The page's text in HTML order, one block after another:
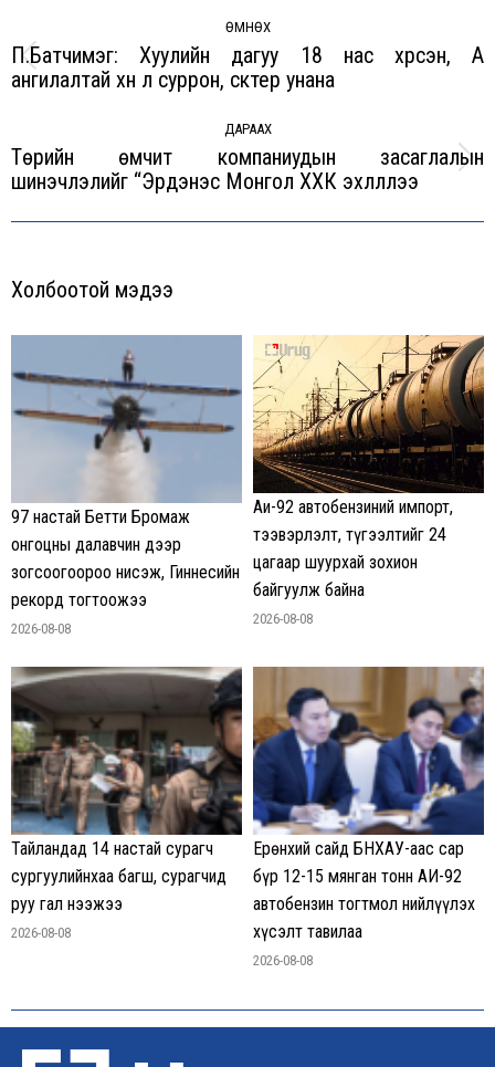
ӨМНӨХ
Previous
post:
П.Батчимэг: Хуулийн дагуу 18 нас хүрсэн, А
ангилалтай хүн л суррон, скүүтер унана
ДАРААХ
Next
Төрийн өмчит компаниудын засаглалын
шинэчлэлийг “Эрдэнэс Монгол ХХК эхлүүллээ
Холбоотой мэдээ
97 настай Бетти Бромаж
онгоцны далавчин дээр
зогсоогоороо нисэж, Гиннесийн
рекорд тогтоожээ
2026-08-08
Аи-92 автобензиний импорт,
тээвэрлэлт, түгээлтийг 24
цагаар шуурхай зохион
байгуулж байна
2026-08-08
Тайландад 14 настай сурагч
сургуулийнхаа багш, сурагчид
руу гал нээжээ
2026-08-08
Ерөнхий сайд БНХАУ-аас сар
бүр 12-15 мянган тонн АИ-92
автобензин тогтмол нийлүүлэх
хүсэлт тавилаа
2026-08-08